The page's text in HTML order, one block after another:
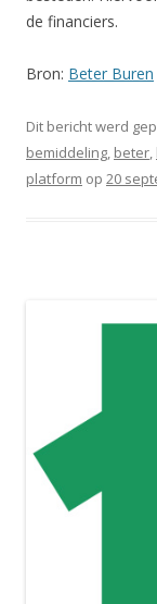
de financiers.
Bron: Beter Buren
Dit bericht werd
bemiddeling beter
platform op 20